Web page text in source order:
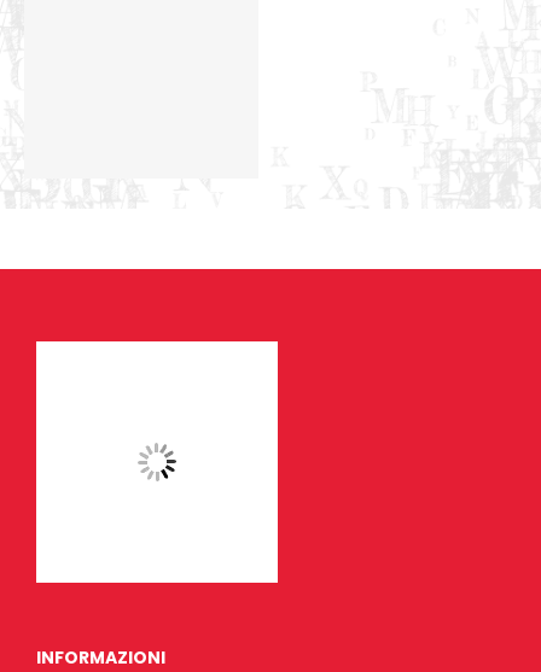
INFORMAZIONI